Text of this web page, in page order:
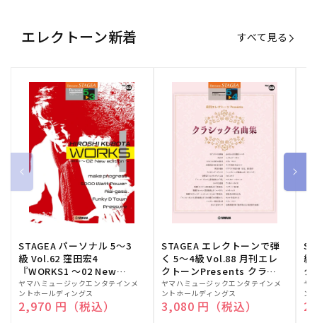
エレクトーン新着 すべて見る
STAGEA パーソナル 5～3
級 Vol.62 窪田宏4
『WORKS1 ～02 New
edition～』
販
売
元:
ヤマハミュージックエンタテインメ
ントホールディングス
通常価格
2,970 円（税込）
STAGEA エレクトーンで弾
く 5～4級 Vol.88 月刊エレ
クトーンPresents クラシ
ック名曲集
販
売
元:
ヤマハミュージックエンタテインメ
ントホールディングス
通常価格
3,080 円（税込）
級
ク
販
売
元:
ヤ
ン